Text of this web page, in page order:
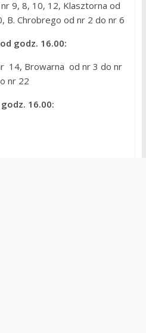
9, 8, 10, 12, Klasztorna od
B. Chrobrego od nr 2 do nr 6
godz. 16.00:
14, Browarna od nr 3 do nr
nr 22
16.00: